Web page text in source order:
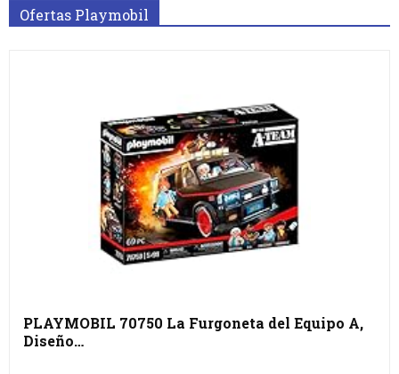
Ofertas Playmobil
PLAYMOBIL 70750 La Furgoneta del Equipo A,
Diseño…